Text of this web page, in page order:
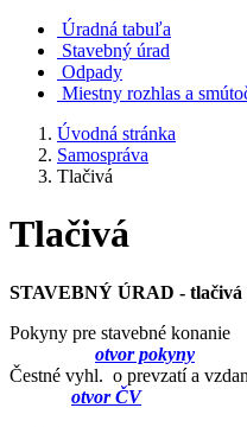
Úradná tabuľa
Stavebný úrad
Odpady
Miestny rozhlas a
Úvodná stránka
Samospráva
Tlačivá
Tlačivá
STAVEBNÝ ÚRAD - tlačivá
Pokyny pre
otvor pokyny
Čestné vyhl. o
otvor ČV